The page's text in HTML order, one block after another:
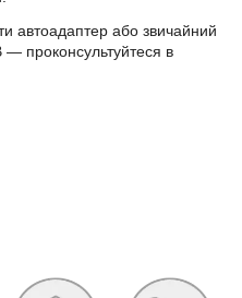
автоадаптер або звичайний
— проконсультуйтеся в